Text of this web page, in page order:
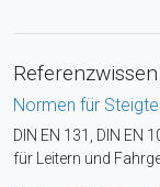
Normen für
DIN EN 131, DIN EN
für Leitern und